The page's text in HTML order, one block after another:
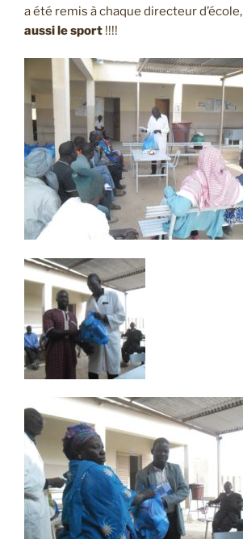
a été remis à chaque directeur d’école,
aussi le sport !!!!